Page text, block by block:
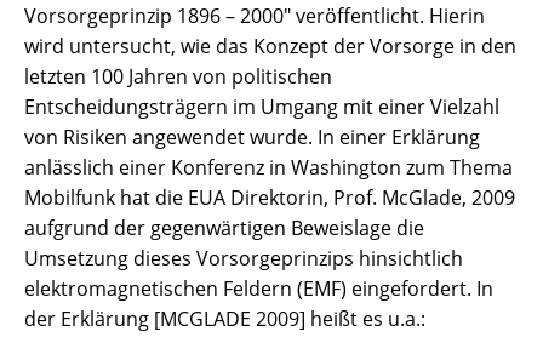
Vorsorgeprinzip 1896 – 2000" veröffentlicht. Hierin
wird untersucht, wie das Konzept der Vorsorge in den
letzten 100 Jahren von politischen
Entscheidungsträgern im Umgang mit einer Vielzahl
von Risiken angewendet wurde. In einer Erklärung
anlässlich einer Konferenz in Washington zum Thema
Mobilfunk hat die EUA Direktorin, Prof. McGlade, 2009
aufgrund der gegenwärtigen Beweislage die
Umsetzung dieses Vorsorgeprinzips hinsichtlich
elektromagnetischen Feldern (EMF) eingefordert. In
der Erklärung [MCGLADE 2009] heißt es u.a.: